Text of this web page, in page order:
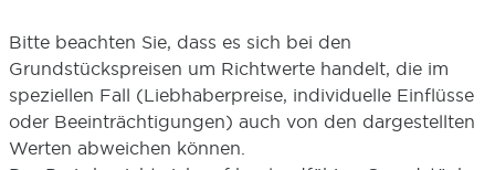
Bitte beachten Sie, dass es sich bei den
Grundstückspreisen um Richtwerte handelt, die im
speziellen Fall (Liebhaberpreise, individuelle Einflüsse
oder Beeinträchtigungen) auch von den dargestellten
Werten abweichen können.